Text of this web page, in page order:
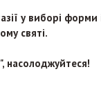
у виборі форми
святі.
насолоджуйтеся!